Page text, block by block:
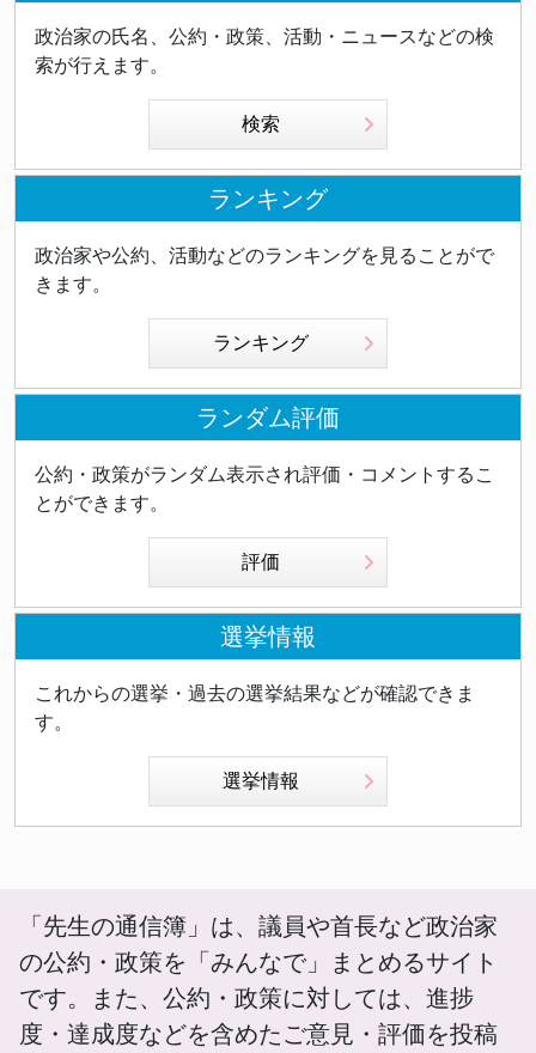
政治家の氏名、公約・政策、活動・ニュースなどの検
索が行えます。
検索
ランキング
政治家や公約、活動などのランキングを見ることがで
きます。
ランキング
ランダム評価
公約・政策がランダム表示され評価・コメントするこ
とができます。
評価
選挙情報
これからの選挙・過去の選挙結果などが確認できま
す。
選挙情報
「先生の通信簿」は、議員や首長など政治家
の公約・政策を「みんなで」まとめるサイト
です。また、公約・政策に対しては、進捗
度・達成度などを含めたご意見・評価を投稿